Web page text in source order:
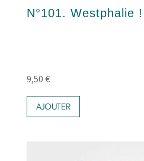
N°101. Westphalie
9,50 €
AJOUTER